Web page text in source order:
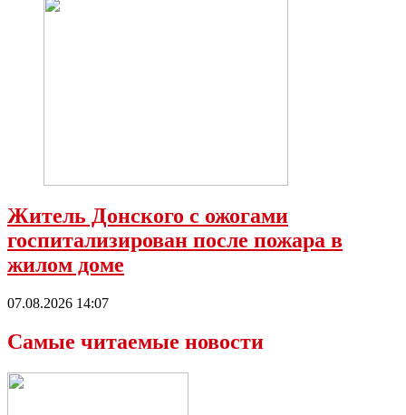
Житель Донского с ожогами
госпитализирован после пожара в
жилом доме
07.08.2026 14:07
Самые читаемые новости